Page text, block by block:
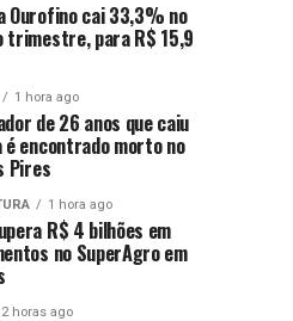
Ourofino cai 33,3% no
trimestre, para R$ 15,9
1 hora ago
de 26 anos que caiu
é encontrado morto no
Pires
1 hora ago
R$ 4 bilhões em
no SuperAgro em
2 horas ago